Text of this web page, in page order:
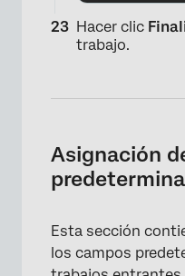
Hacer clic
trabajo.
Asignación
Esta sección
los campos